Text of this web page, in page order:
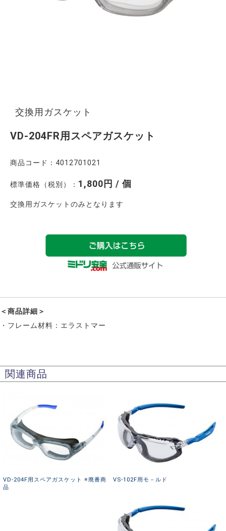
交換用ガスケット
VD-204FR用スペアガスケット
商品コード：4012701021
標準価格（税別）： 1,800円 / 個
交換用ガスケットのみとなります
＜商品詳細＞
・フレーム材料：エラストマー
関連商品
VD-204F用スペアガスケット ※廃番商
品
VS-102F用モ－ルド